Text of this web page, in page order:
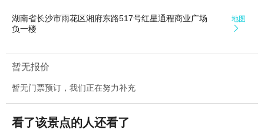
湖南省长沙市雨花区湘府东路517号红星通程商业广场
负一楼
地图

暂无报价
暂无门票预订，我们正在努力补充
看了该景点的人还看了